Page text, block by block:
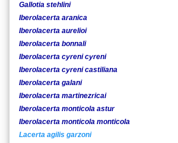
Gallotia stehlini
Iberolacerta aranica
Iberolacerta aurelioi
Iberolacerta bonnali
Iberolacerta cyreni cyreni
Iberolacerta cyreni castiliana
Iberolacerta galani
Iberolacerta martinezricai
Iberolacerta monticola astur
Iberolacerta monticola monticola
Lacerta agilis garzoni